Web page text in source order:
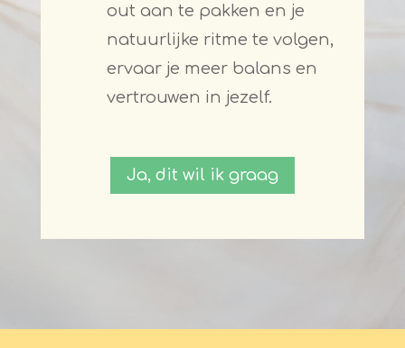
out aan te pakken en je
natuurlijke ritme te volgen,
ervaar je meer balans en
vertrouwen in jezelf.
Ja, dit wil ik graag